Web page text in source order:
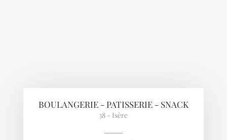
BOULANGERIE - PATISSERIE - SNACK
38 - Isère